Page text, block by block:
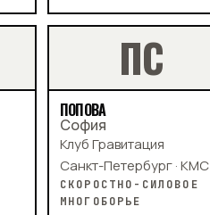
ПС
ПОПОВА
София
Клуб Гравитация
Санкт-Петербург · КМС
СКОРОСТНО-СИЛОВОЕ
МНОГОБОРЬЕ